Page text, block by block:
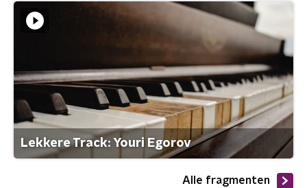
Lekkere Track: Youri Egorov
Alle fragmenten